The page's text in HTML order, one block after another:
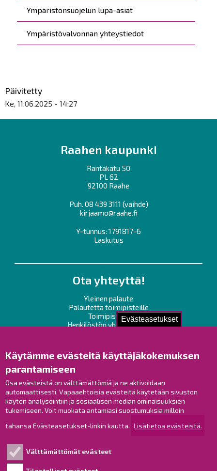
Evästeasetukset
Käytämme evästeitä käyttäjäkokemuksen
parantamiseen
Osa evästeistä on välttämättömiä ja ne aktivoidaan
automaattisesti. Vapaaehtoisia evästeitä käytetään sivuston
käytön analysointiin ja sosiaalisen median ominaisuuksien
tukemiseen. Voit muokata antamiasi suostumuksia milloin
tahansa Evästeasetukset-linkin kautta. Lisätietoa evästeistä.
Välttämättömät evästeet
Ympäristönsuojelun lupa-asiat
Ympäristövalvonnan yhteystiedot
Päivitetty
Ke, 11.06.2025 - 14:27
Raahen kaupunki
Rantakatu 50
PL 62
92100 Raahe
Puh. 08 439 3111 (vaihde)
kirjaamo@raahe.fi
Y-tunnus: 1791817-6
Laskutus
Ota yhteyttä!
Yleinen palaute
Palautetta toimipisteille
Toimipisteet
Henkilöstön yhteystiedot
Raahe Facebookissa
Raahe Instagramissa
Raahe LinkedInissä
Raahe YouTubessa
Esityslistat ja pöytäkirjat
Viranhaltijapäätökset